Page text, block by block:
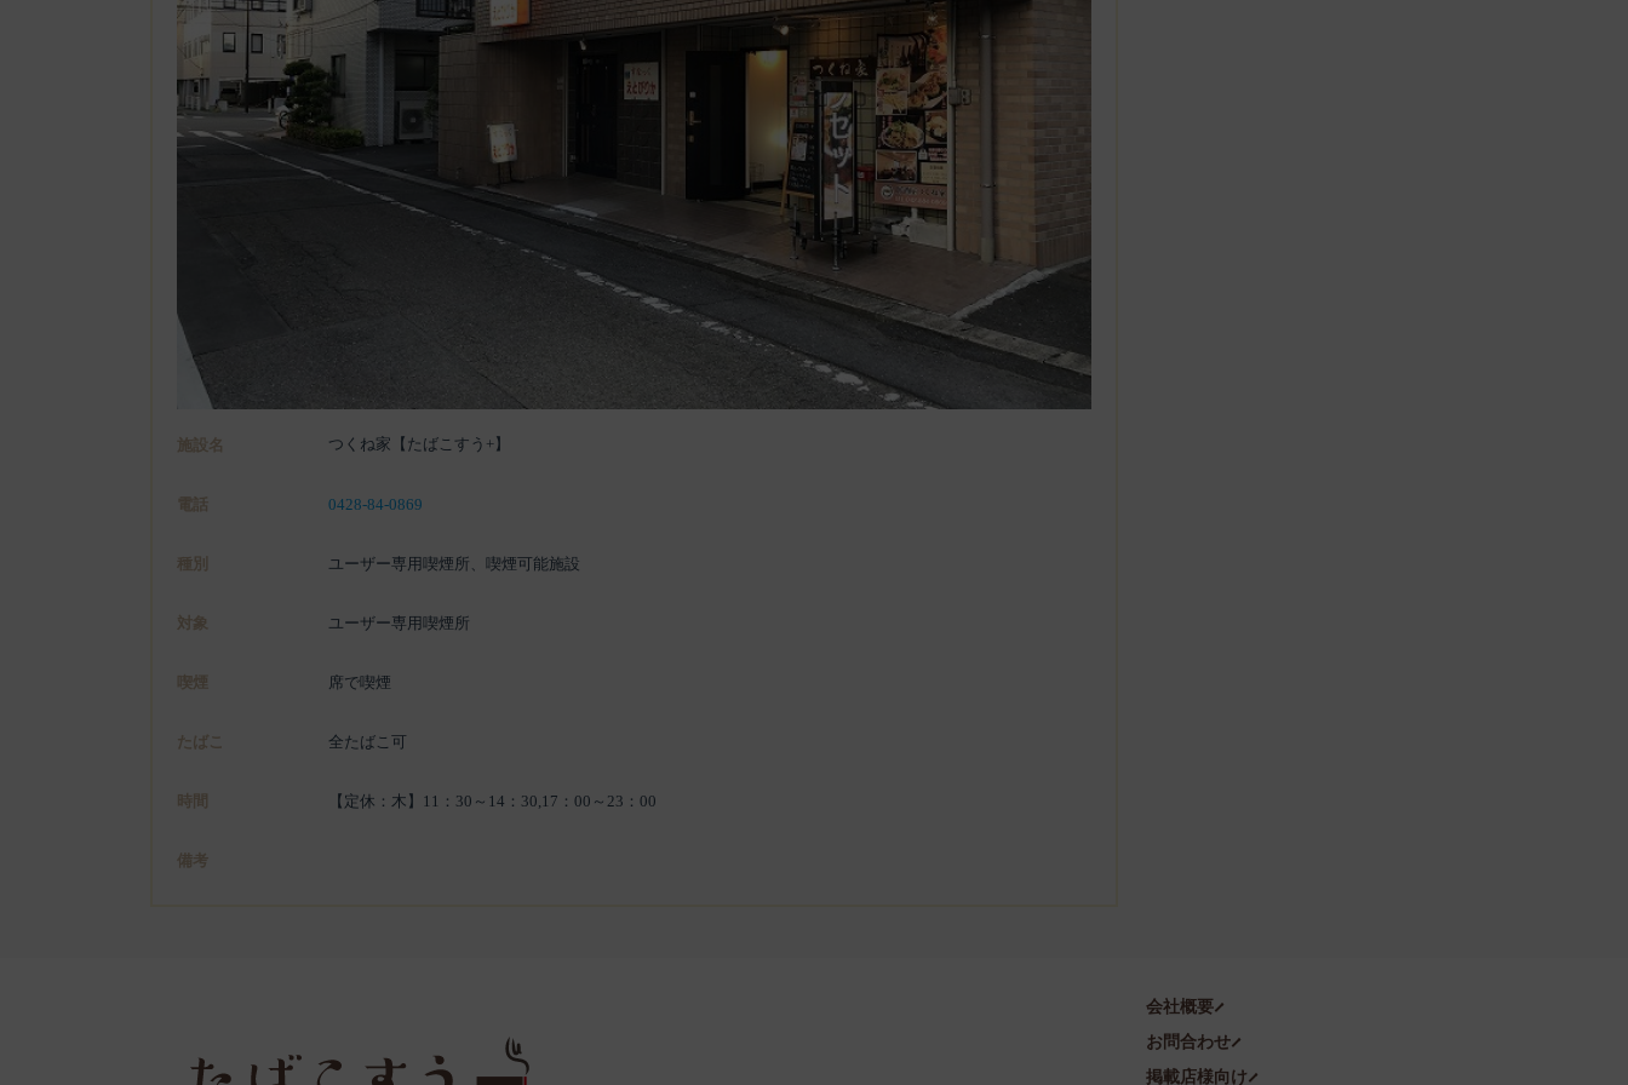
施設名 つくね家【たばこすう+】
電話 0428-84-0869
種別 ユーザー専用喫煙所、喫煙可能施設
対象 ユーザー専用喫煙所
喫煙 席で喫煙
たばこ 全たばこ可
時間 【定休：木】11：30～14：30,17：00～23：00
備考
会社概要
お問合わせ
掲載店様向け